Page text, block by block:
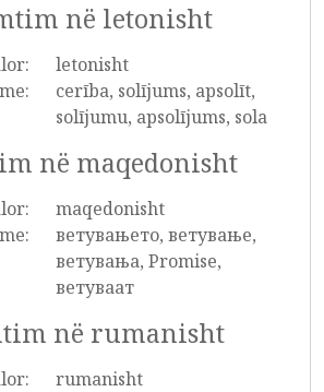
në letonisht
letonisht
cerība, solījums, apsolīt,
solījumu, apsolījums, sola
në maqedonisht
maqedonisht
ветувањето, ветување,
ветувања, Promise,
ветуваат
në rumanisht
rumanisht